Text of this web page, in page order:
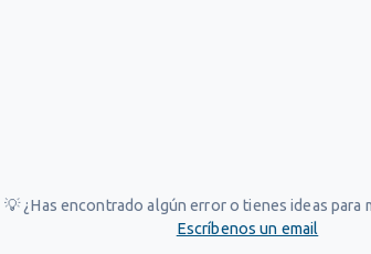
💡 ¿Has encontrado algún error o tienes ideas para
Escríbenos un email